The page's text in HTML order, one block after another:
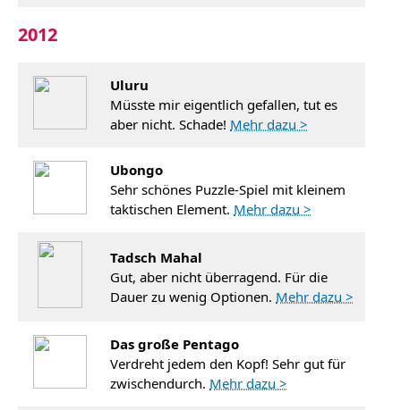
2012
Uluru
Müsste mir eigentlich gefallen, tut es
aber nicht. Schade! Mehr dazu >
Ubongo
Sehr schönes Puzzle-Spiel mit kleinem
taktischen Element. Mehr dazu >
Tadsch Mahal
Gut, aber nicht überragend. Für die
Dauer zu wenig Optionen. Mehr dazu >
Das große Pentago
Verdreht jedem den Kopf! Sehr gut für
zwischendurch. Mehr dazu >